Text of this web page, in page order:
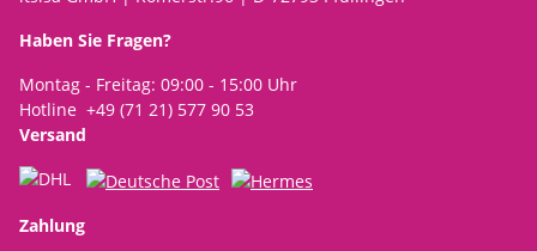
Haben Sie Fragen?
Montag - Freitag: 09:00 - 15:00 Uhr
Hotline +49 (71 21) 577 90 53
Versand
Zahlung